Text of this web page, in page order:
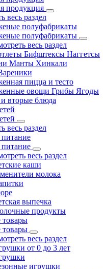
продукция
весь раздел
полуфабрикаты
полуфабрикаты
весь раздел
Бифштексы Наггетсы
Манты Хинкали
пицца и тесто
овощи Грибы Ягоды
вторые блюда
весь раздел
питание
питание
весь раздел
каши
молока
выпечка
продукты
товары
товары
весь раздел
от 0 до 3 лет
игрушки